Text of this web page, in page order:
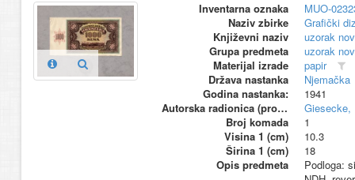
Inventarna oznaka
MUO-
Naziv zbirke
Grafički
Književni naziv
uzorak
Grupa predmeta
uzorak
Materijal izrade
papir
Država nastanka
Njemačka
Godina nastanka:
1941
Autorska radionica (proizvođač)
Giesecke,
Broj komada
1
Visina 1 (cm)
10.3
Širina 1 (cm)
18
Opis predmeta
Podloga: